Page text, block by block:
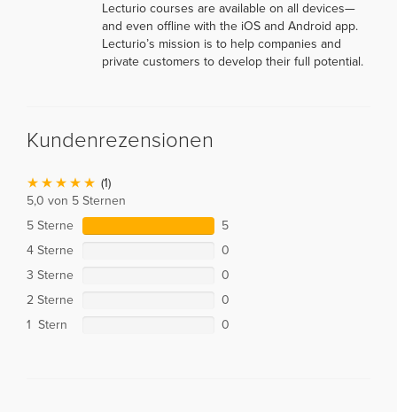
Lecturio courses are available on all devices—
and even offline with the iOS and Android app.
Lecturio’s mission is to help companies and
private customers to develop their full potential.
Kundenrezensionen
(1)
5,0 von 5 Sternen
5 Sterne
5
4 Sterne
0
3 Sterne
0
2 Sterne
0
1 Stern
0